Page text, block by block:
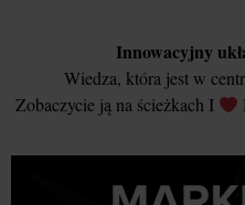
Innowacyjny
Wiedza, która jest w
Zobaczycie ją na ścieżkach I